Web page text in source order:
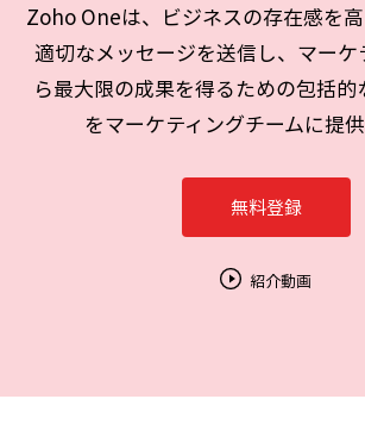
Zoho Oneは、ビジネスの存在感を
適切なメッセージを送信し、マーケ
ら最大限の成果を得るための包括的
をマーケティングチームに提供
無料登録
紹介動画